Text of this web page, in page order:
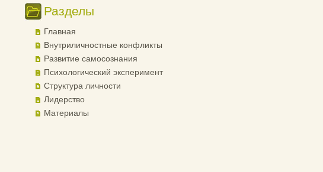
Разделы
Главная
Внутриличностные конфликты
Развитие самосознания
Психологический эксперимент
Структура личности
Лидерство
Материалы